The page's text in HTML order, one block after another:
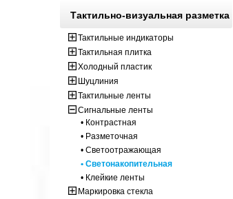
Тактильно-визуальная разметка
Тактильные индикаторы
Тактильная плитка
Холодный пластик
Шуцлиния
Тактильные ленты
Сигнальные ленты
• Контрастная
• Разметочная
• Светоотражающая
• Светонакопительная
• Клейкие ленты
Маркировка стекла